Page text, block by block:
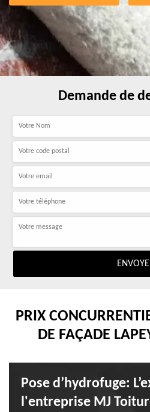
Demande de
PRIX
DE FAÇADE
Pose d’hydrofuge:
l'entreprise MJ